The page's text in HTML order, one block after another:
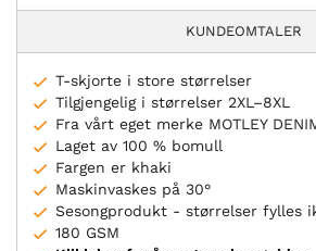
KUNDEOMTALER
T-skjorte i store størrelser
Tilgjengelig i størrelser 2XL–8XL
Fra vårt eget merke MOTLEY
Laget av 100 % bomull
Fargen er khaki
Maskinvaskes på 30°
Sesongprodukt - størrelser fylles
180 GSM